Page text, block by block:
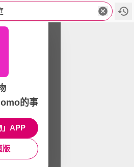
的事
」APP
版